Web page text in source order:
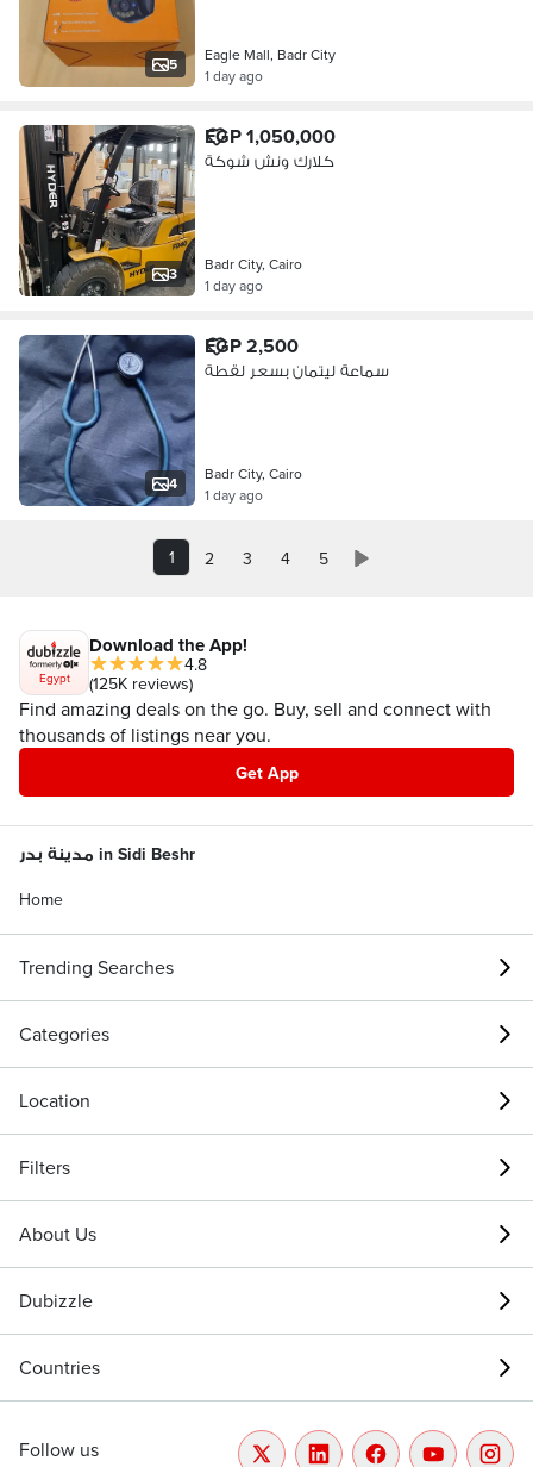
5
Eagle Mall, Badr City
1 day ago
3
EGP 1,050,000
كلارك ونش شوكة
Badr City, Cairo
1 day ago
4
EGP 2,500
سماعة ليتمان بسعر لقطة
Badr City, Cairo
1 day ago
1 2 3 4 5
Egypt
Download the App!
4.8
(125K reviews)
Find amazing deals on the go. Buy, sell and connect with
thousands of listings near you.
Get App
مدينة بدر in Sidi Beshr
Home
Trending Searches
Categories
Location
Filters
About Us
Dubizzle
Countries
Follow us